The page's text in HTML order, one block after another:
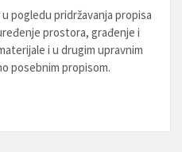
pogledu pridržavanja propisa
prostora, građenje i
i u drugim upravnim
posebnim propisom.